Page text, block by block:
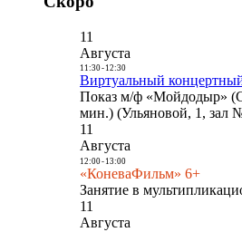
11
Августа
11:30- 12:30
Виртуальный
Показ м/ф «Мойдодыр»
мин.) (Ульяновой, 1, зал
11
Августа
12:00- 13:00
«КоневаФильм» 6+
Занятие в
11
Августа